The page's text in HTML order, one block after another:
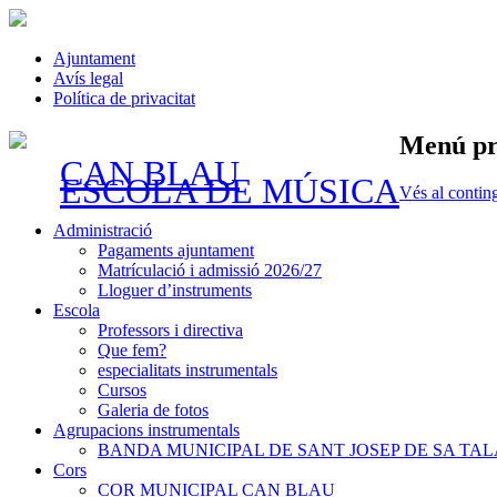
Ajuntament
Avís legal
Política de privacitat
CAN BLAU
ESCOLA DE MÚSICA
Menú
Vés al
Administració
Pagaments ajuntament
Matrículació i admissió 2026/27
Lloguer d’instruments
Escola
Professors i directiva
Que fem?
especialitats instrumentals
Cursos
Galeria de fotos
Agrupacions instrumentals
BANDA MUNICIPAL DE SANT JOSEP DE SA
Cors
COR MUNICIPAL CAN BLAU